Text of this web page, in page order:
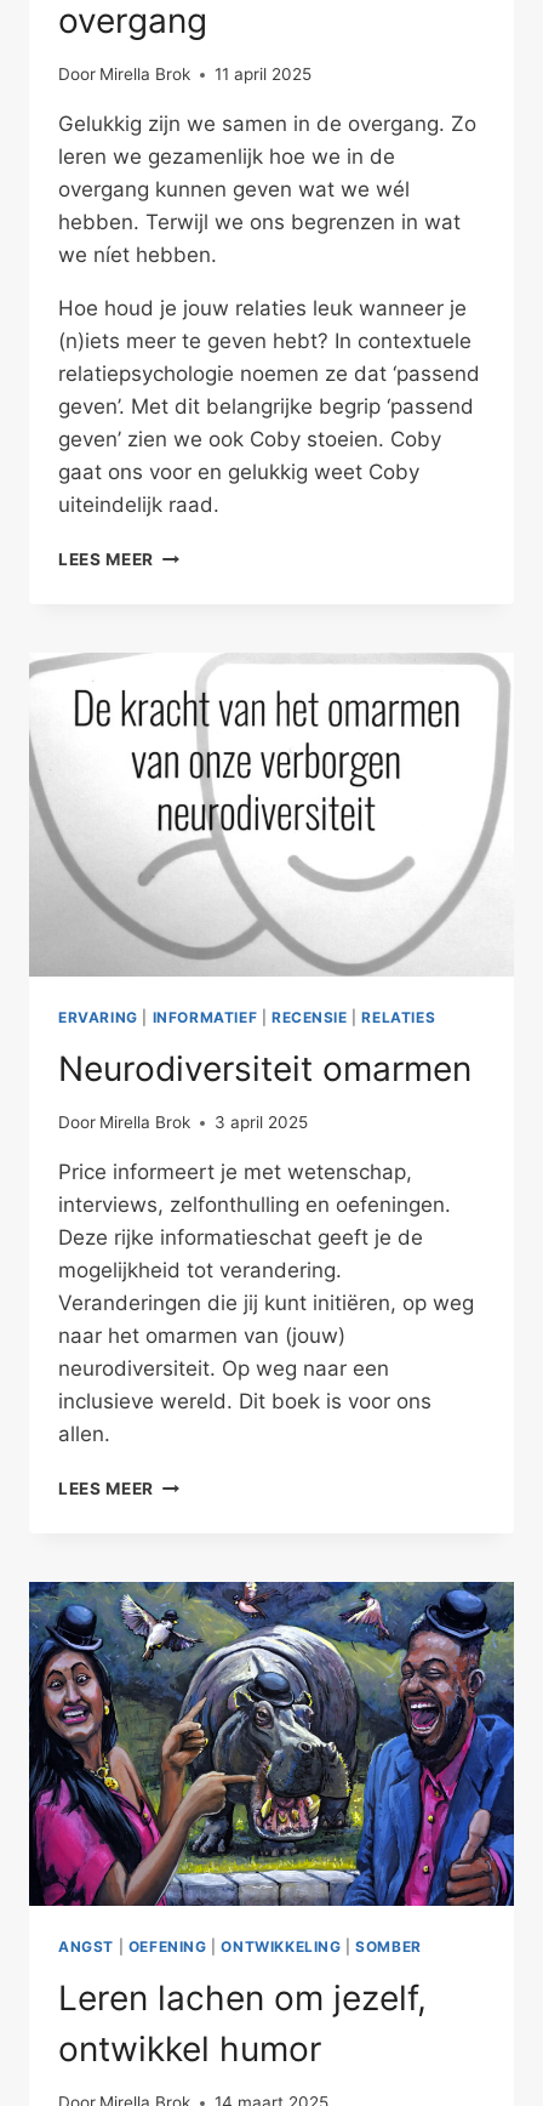
overgang
Door Mirella Brok 11 april 2025
Gelukkig zijn we samen in de overgang. Zo
leren we gezamenlijk hoe we in de
overgang kunnen geven wat we wél
hebben. Terwijl we ons begrenzen in wat
we níet hebben.
Hoe houd je jouw relaties leuk wanneer je
(n)iets meer te geven hebt? In contextuele
relatiepsychologie noemen ze dat ‘passend
geven’. Met dit belangrijke begrip ‘passend
geven’ zien we ook Coby stoeien. Coby
gaat ons voor en gelukkig weet Coby
uiteindelijk raad.
LEES MEER PASSEND
OVERGANG
ERVARING INFORMATIEF RECENSIE |RELATIES
Neurodiversiteit omarmen
Door Mirella Brok 3 april 2025
Price informeert je met wetenschap,
interviews, zelfonthulling en oefeningen.
Deze rijke informatieschat geeft je de
mogelijkheid tot verandering.
Veranderingen die jij kunt initiëren, op weg
naar het omarmen van (jouw)
neurodiversiteit. Op weg naar een
inclusieve wereld. Dit boek is voor ons
allen.
LEES MEER NEURODIVERSITEIT
ANGST OEFENING |ONTWIKKELING |SOMBER
Leren lachen om jezelf,
ontwikkel humor